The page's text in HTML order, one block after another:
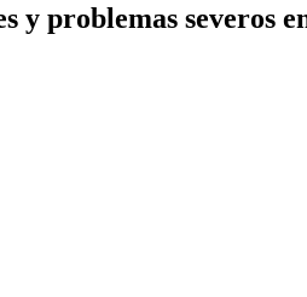
problemas severos